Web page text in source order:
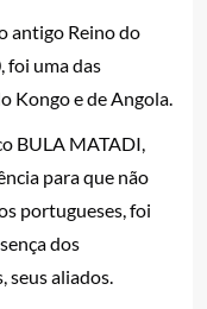
antigo Reino do
foi uma das
Kongo e de Angola.
BULA MATADI,
para que não
portugueses, foi
dos
seus aliados.